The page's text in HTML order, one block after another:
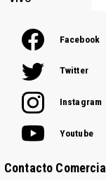
Facebook
Twitter
Instagram
Youtube
Contacto Comercial